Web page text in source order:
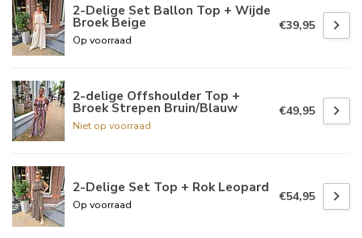
2-Delige Set Ballon Top + Wijde
Broek Beige
Op voorraad
€39,95
2-delige Offshoulder Top +
Broek Strepen Bruin/Blauw
Niet op voorraad
€49,95
2-Delige Set Top + Rok Leopard
Op voorraad
€54,95